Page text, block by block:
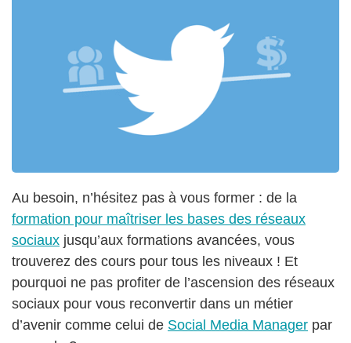
Au besoin, n’hésitez pas à vous former : de la
formation pour maîtriser les bases des réseaux
sociaux jusqu’aux formations avancées, vous
trouverez des cours pour tous les niveaux ! Et
pourquoi ne pas profiter de l’ascension des réseaux
sociaux pour vous reconvertir dans un métier
d’avenir comme celui de Social Media Manager par